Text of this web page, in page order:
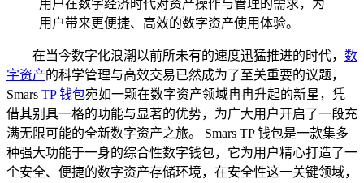
用户在数字经济时代对资产操作与管理的需求，为
用户带来更便捷、高效的数字资产使用体验。
在当今数字化浪潮以前所未有的速度迅猛推进的时代， 数
字资产的科学管理与高效交易已然成为了至关重要的议题，
Smars TP 钱包宛如一颗在数字资产领域冉冉升起的新星，凭
借其别具一格的功能与显著的优势，为广大用户开启了一段充
满无限可能的全新数字资产之旅。 Smars TP 钱包是一款集多
种强大功能于一身的综合性数字钱包，它为用户精心打造了一
个安全、便捷的数字资产存储环境，在安全性这一关键领域，